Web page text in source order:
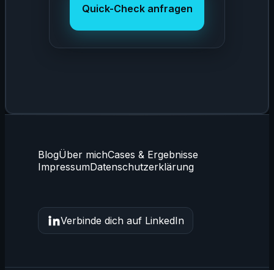
Quick-Check anfragen
BlogÜber michCases & Ergebnisse
ImpressumDatenschutzerklärung
Verbinde dich auf LinkedIn